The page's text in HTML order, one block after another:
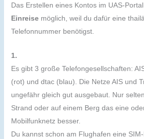
Das Erstellen eines Kontos im UAS-
Einreisemöglich, weil du dafür eine
Telefonnummer benötigst.
1.
Es gibt 3 große Telefongesellschaften:
(rot) und dtac (blau). Die Netze AIS und
ungefähr gleich gut ausgebaut. Nur
Strand oder auf einem Berg das eine
Mobilfunknetz besser.
Du kannst schon am Flughafen eine